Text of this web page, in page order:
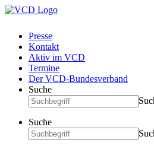
Presse
Kontakt
Aktiv im VCD
Termine
Der VCD-Bundesverband
Suche
Suche